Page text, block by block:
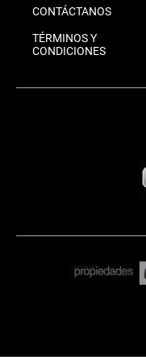
CONTÁCTANOS
TÉRMINOS Y
CONDICIONES